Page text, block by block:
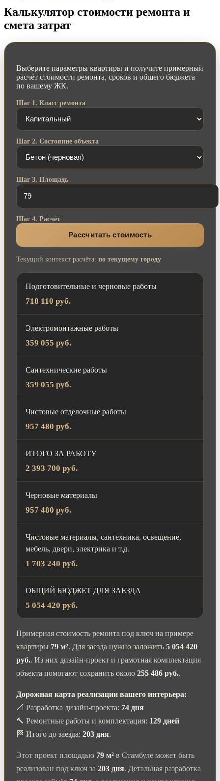
Калькулятор стоимости ремонта и
смета затрат
Выберите параметры квартиры и получите примерный
расчёт стоимости ремонта, сроков и общего бюджета
по вашему ЖК.
Шаг 1. Класс ремонта
Шаг 2. Состояние объекта
Шаг 3. Площадь
Шаг 4. Расчёт
Рассчитать стоимость
Текущий контекст расчёта: по текущему городу
Подготовительные и черновые работы
718 110 руб.
Электромонтажные работы
359 055 руб.
Сантехнические работы
359 055 руб.
Чистовые отделочные работы
957 480 руб.
ИТОГО ЗА РАБОТУ
2 393 700 руб.
Черновые материалы
957 480 руб.
Чистовые материалы, сантехника, освещение,
мебель, двери, электрика и т.д.
1 703 240 руб.
ОБЩИЙ БЮДЖЕТ ДЛЯ ЗАЕЗДА
5 054 420 руб.
Примерная стоимость ремонта под ключ на примере
квартиры 79 м². Для заезда нужно заложить 5 054 420
руб.. Из них дизайн-проект и грамотная комплектация
объекта помогают сохранить около 255 486 руб..
Дорожная карта реализации вашего интерьера:
📐 Разработка дизайн-проекта: 74 дня
🔨 Ремонтные работы и комплектация: 129 дней
🏁 Итого до заезда: 203 дня.
Этот проект площадью 79 м² в Стамбуле может быть
реализован под ключ за 203 дня. Детальная разработка